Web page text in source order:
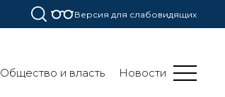
Версия для слабовидящих
Общество и власть Новости